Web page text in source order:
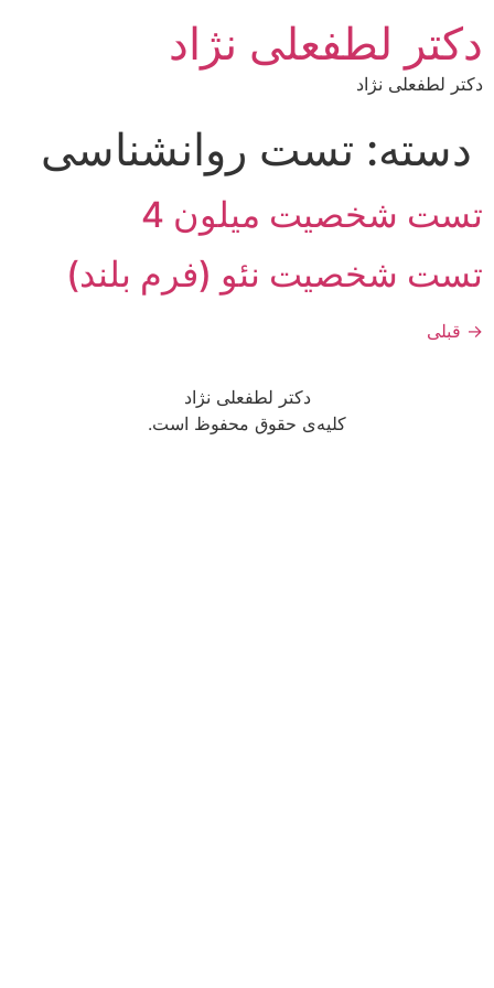
دکتر لطفعلی نژاد
دکتر لطفعلی نژاد
دسته: تست روانشناسی
تست شخصیت میلون 4
تست شخصیت نئو (فرم بلند)
→ قبلی
دکتر لطفعلی نژاد
کلیه‌ی حقوق محفوظ است.